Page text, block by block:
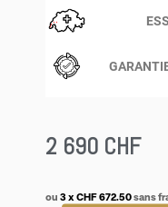
2 690 CHF
ou 3 x CHF 672.50sans